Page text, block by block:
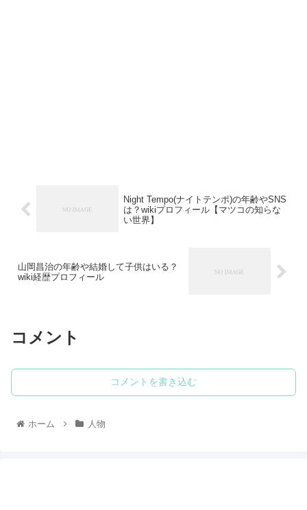
Night Tempo(ナイトテンポ)の年齢やSNS
は？wikiプロフィール【マツコの知らな
い世界】
山岡昌治の年齢や結婚して子供はいる？
wiki経歴プロフィール
コメント
コメントを書き込む
ホーム 人物